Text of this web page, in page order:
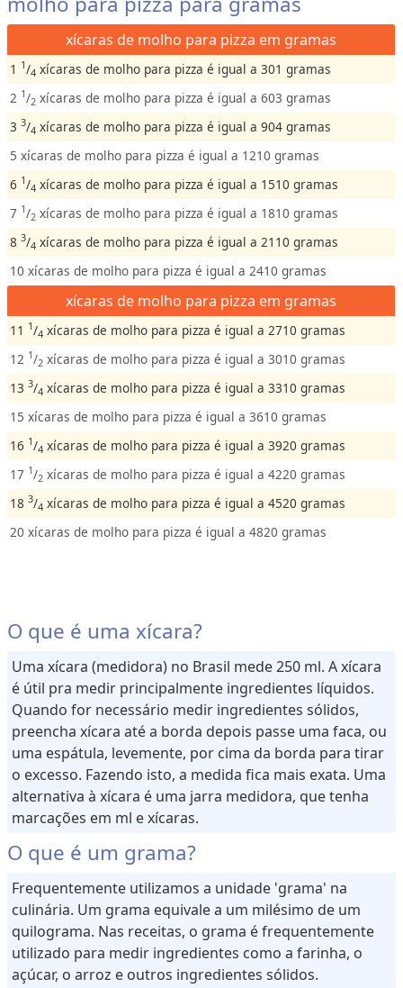
xícaras de molho para pizza em gramas
1 1/4 xícaras de molho para pizza é igual a 301 gramas
2 1/2xícaras de molho para pizza é igual a 603 gramas
3 3/4 xícaras de molho para pizza é igual a 904 gramas
5 xícaras de molho para pizza é igual a 1210 gramas
6 1/4 xícaras de molho para pizza é igual a 1510 gramas
7 1/2xícaras de molho para pizza é igual a 1810 gramas
8 3/4 xícaras de molho para pizza é igual a 2110 gramas
10 xícaras de molho para pizza é igual a 2410 gramas
xícaras de molho para pizza em gramas
11 1/4 xícaras de molho para pizza é igual a 2710 gramas
12 1/2xícaras de molho para pizza é igual a 3010 gramas
13 3/4 xícaras de molho para pizza é igual a 3310 gramas
15 xícaras de molho para pizza é igual a 3610 gramas
16 1/4 xícaras de molho para pizza é igual a 3920 gramas
17 1/2xícaras de molho para pizza é igual a 4220 gramas
18 3/4 xícaras de molho para pizza é igual a 4520 gramas
20 xícaras de molho para pizza é igual a 4820 gramas
O que é uma xícara?
Uma xícara (medidora) no Brasil mede 250 ml. A xícara
é útil pra medir principalmente ingredientes líquidos.
Quando for necessário medir ingredientes sólidos,
preencha xícara até a borda depois passe uma faca, ou
uma espátula, levemente, por cima da borda para tirar
o excesso. Fazendo isto, a medida fica mais exata. Uma
alternativa à xícara é uma jarra medidora, que tenha
marcações em ml e xícaras.
O que é um grama?
Frequentemente utilizamos a unidade 'grama' na
culinária. Um grama equivale a um milésimo de um
quilograma. Nas receitas, o grama é frequentemente
utilizado para medir ingredientes como a farinha, o
açúcar, o arroz e outros ingredientes sólidos.